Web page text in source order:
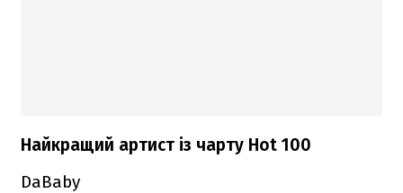
Найкращий артист із чарту Hot 100
DaBaby